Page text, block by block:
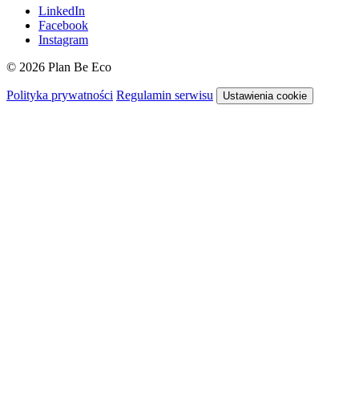
LinkedIn
Facebook
Instagram
© 2026 Plan Be Eco
Polityka prywatności Regulamin serwisu Ustawienia cookie